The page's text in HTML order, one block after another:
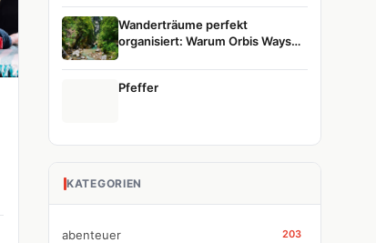
Wanderträume perfekt
organisiert: Warum Orbis Ways
Pfeffer
KATEGORIEN
abenteuer 203